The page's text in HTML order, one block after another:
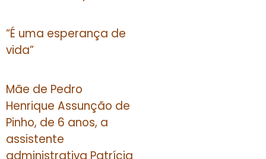
“É uma esperança de
vida”
Mãe de Pedro
Henrique Assunção de
Pinho, de 6 anos, a
assistente